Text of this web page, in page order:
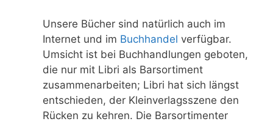
Unsere Bücher sind natürlich auch im
Internet und im Buchhandel verfügbar.
Umsicht ist bei Buchhandlungen geboten,
die nur mit Libri als Barsortiment
zusammenarbeiten; Libri hat sich längst
entschieden, der Kleinverlagsszene den
Rücken zu kehren. Die Barsortimenter